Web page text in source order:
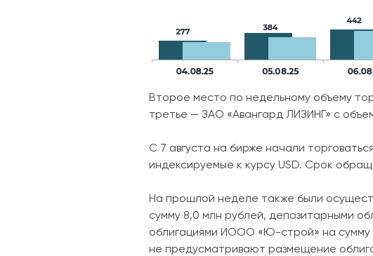
Второе место по недельному объему
третье — ЗАО «Авангард ЛИЗИНГ» с
С 7 августа на бирже начали
индексируемые к курсу USD. Срок
На прошлой неделе также были
сумму 8,0 млн рублей, депозитарными
облигациями ИООО «Ю-строй» на сумму
не предусматривают размещение